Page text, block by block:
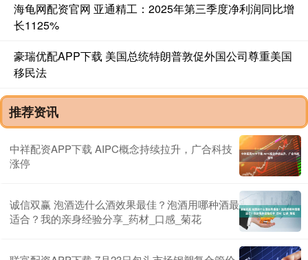
海龟网配资官网 亚通精工：2025年第三季度净利润同比增
长1125%
豪瑞优配APP下载 美国总统特朗普敦促外国公司尊重美国
移民法
推荐资讯
中祥配资APP下载 AIPC概念持续拉升，广合科技
涨停
诚信双赢 泡酒选什么酒效果最佳？泡酒用哪种酒最
适合？我的亲身经验分享_药材_口感_菊花